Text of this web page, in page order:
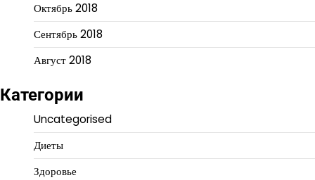
Октябрь 2018
Сентябрь 2018
Август 2018
Категории
Uncategorised
Диеты
Здоровье